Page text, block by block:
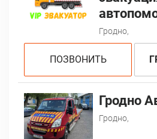
Гродно,
ПОЗВОНИТЬ
Гродно
Гродно,